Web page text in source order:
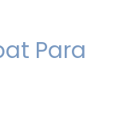
Para